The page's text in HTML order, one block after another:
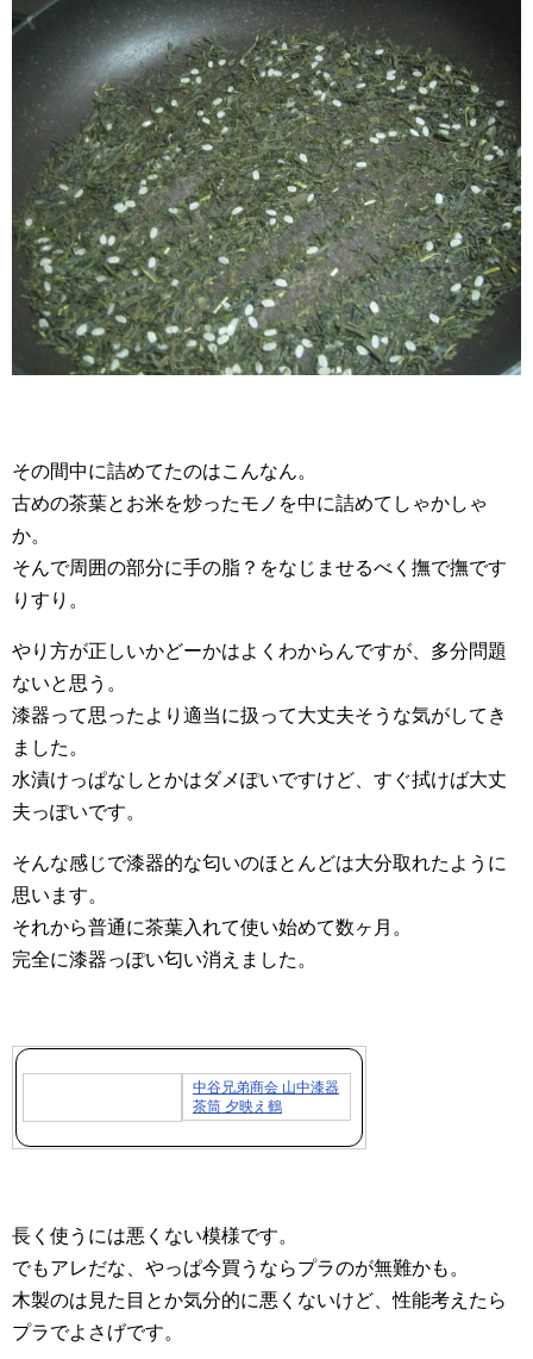
その間中に詰めてたのはこんなん。
古めの茶葉とお米を炒ったモノを中に詰めてしゃかしゃ
か。
そんで周囲の部分に手の脂？をなじませるべく撫で撫です
りすり。
やり方が正しいかどーかはよくわからんですが、多分問題
ないと思う。
漆器って思ったより適当に扱って大丈夫そうな気がしてき
ました。
水漬けっぱなしとかはダメぽいですけど、すぐ拭けば大丈
夫っぽいです。
そんな感じで漆器的な匂いのほとんどは大分取れたように
思います。
それから普通に茶葉入れて使い始めて数ヶ月。
完全に漆器っぽい匂い消えました。
中谷兄弟商会 山中漆器
茶筒 夕映え鶴
長く使うには悪くない模様です。
でもアレだな、やっぱ今買うならプラのが無難かも。
木製のは見た目とか気分的に悪くないけど、性能考えたら
プラでよさげです。